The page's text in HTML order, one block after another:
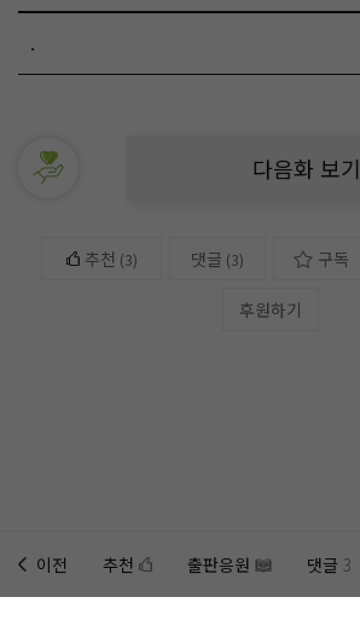
.
다음화 보기
추천 (3) 댓글 (3) 구독
후원하기
이전 추천 출판응원 댓글 3
홈에미노벨 웹추가하기